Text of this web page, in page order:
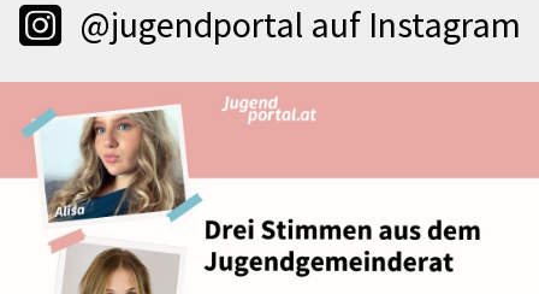
@jugendportal auf Instagram